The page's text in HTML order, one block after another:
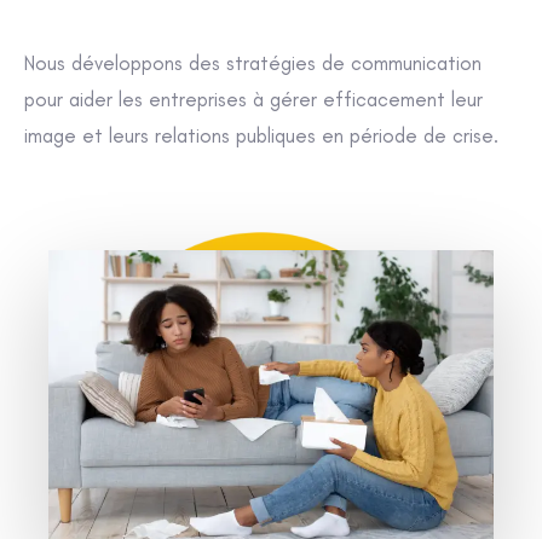
Nous développons des stratégies de communication
pour aider les entreprises à gérer efficacement leur
image et leurs relations publiques en période de crise.